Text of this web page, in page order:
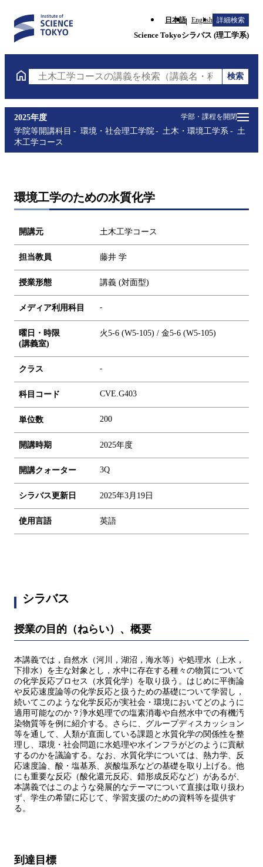
日本語 English 詳細検索
Science Tokyoシラバス (理工学系)
土木工学コースの講義を検索（講義名・科目コード・
検索
学部・課程を開閉
2025年度
学院等開講科目
環境・社会理工学院 土木・環境工学系
土
木工学コース
環境工学のための水質化学
開講元 土木工学コース
担当教員 藤井 学
授業形態 講義 (対面型)
メディア利用科目 -
曜日・時限
(講義室)
火5-6 (W5-105) / 金5-6 (W5-105)
クラス -
科目コード CVE.G403
単位数 200
開講時期 2025年度
開講クォーター 3Q
シラバス更新日 2025年3月19日
使用言語 英語
シラバス
授業の目的（ねらい）、概要
本講義では，自然水（河川，湖沼，海水等）や処理水（上水，
下排水）を主な対象とし，水中に存在する種々の物質について
の化学反応プロセス（水質化学）を取り扱う。はじめに平衡論
や反応速度論等の化学反応と扱うための基礎について学習し，
続いてこのような化学反応が実社会・環境においてどのように
適用可能なのか？浄水処理での塩素消毒や自然水中での有機汚
染物質等を例に紹介する。さらに、グループディスカッション
等を通して、人類が直面している課題と水質化学の関係性を整
理し、環境・社会問題に水処理や水インフラがどのように貢献
するのかを議論する。なお、水質化学については、熱力学、反
応速度論、酸・塩基系、炭酸塩系などの基礎を取り上げる。他
にも重要な反応（酸化還元反応、錯形成反応など）があるが、
本講義ではこのような発展的なテーマについて直接は取り扱わ
ず、学生の希望に応じて、学習支援のための資料等を提供す
る。
到達目標